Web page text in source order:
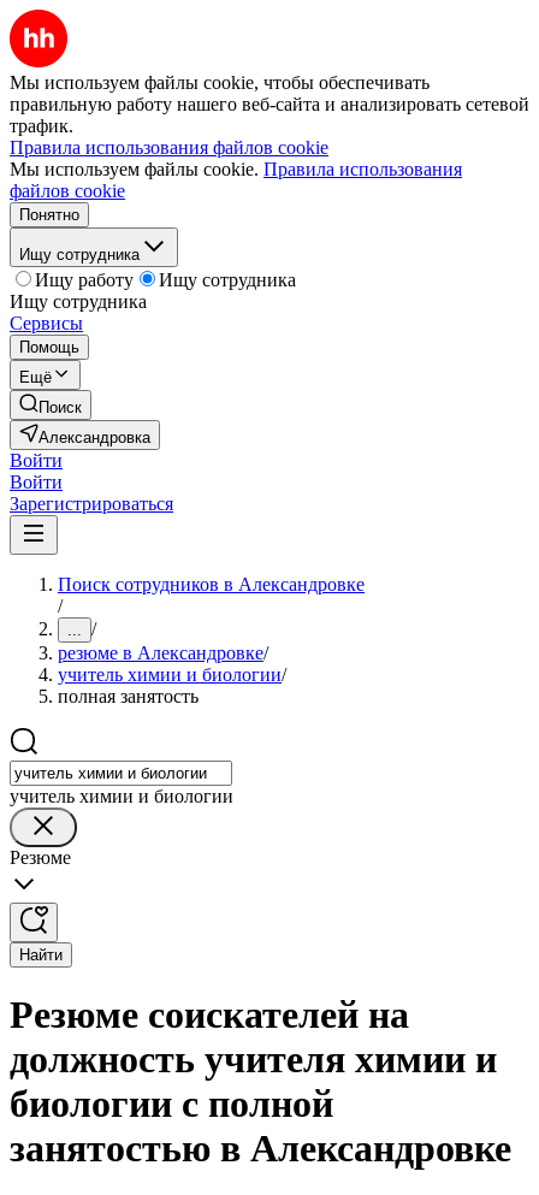
Мы используем файлы cookie, чтобы обеспечивать
правильную работу нашего веб-сайта и анализировать сетевой
трафик.
Правила использования файлов cookie
Мы используем файлы cookie. Правила использования
файлов cookie
Понятно
Ищу сотрудника
Ищу работу
Ищу сотрудника
Ищу сотрудника
Сервисы
Помощь
Ещё
Поиск
Александровка
Войти
Войти
Зарегистрироваться
Поиск сотрудников в Александровке
/
... /
резюме в Александровке/
учитель химии и биологии/
полная занятость
учитель химии и биологии
Резюме
Найти
Резюме соискателей на
должность учителя химии и
биологии с полной
занятостью в Александровке